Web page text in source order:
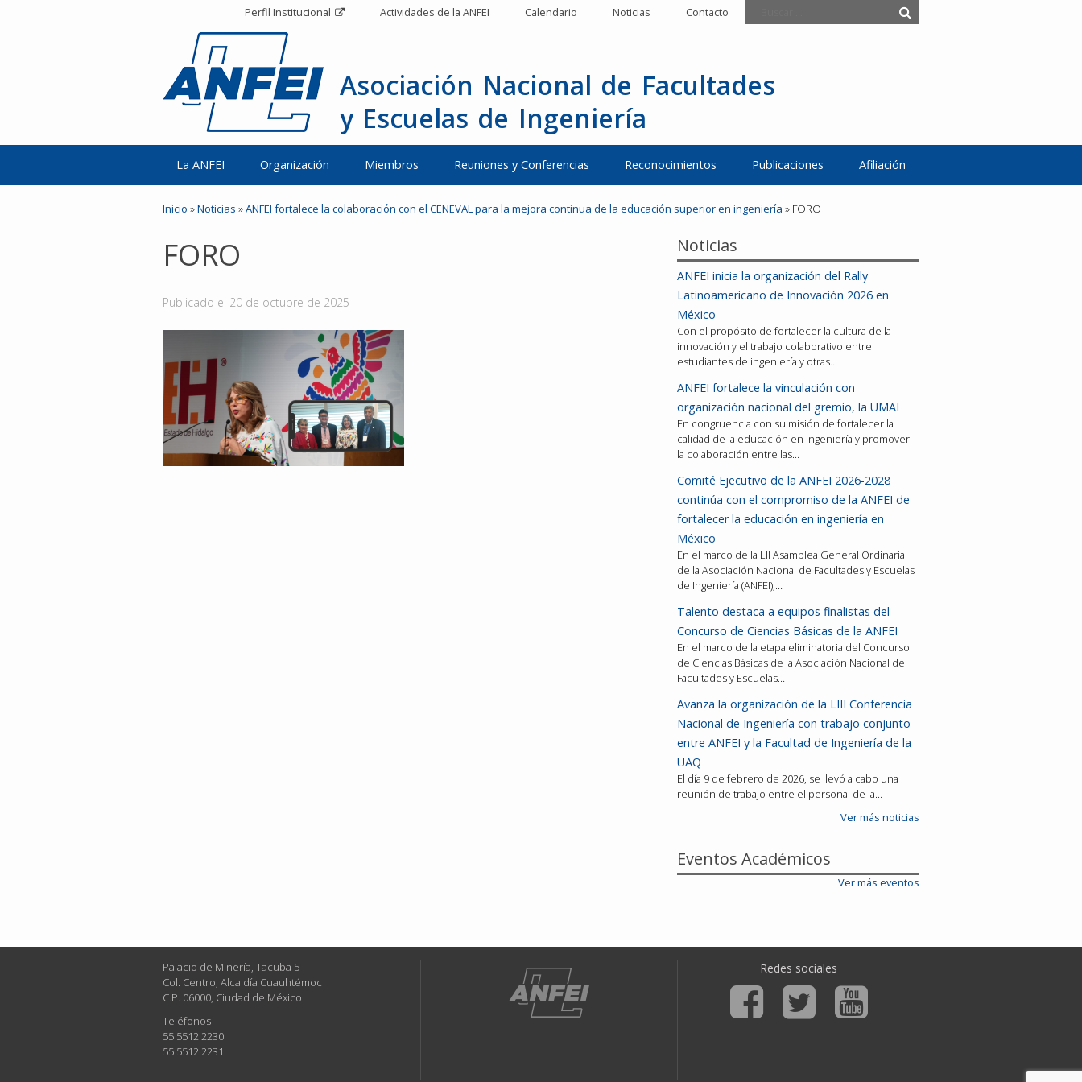
Perfil Institucional Actividades de la ANFEI Calendario Noticias Contacto
Asociación Nacional de Facultades
y Escuelas de Ingeniería
La ANFEI Organización Miembros Reuniones y Conferencias Reconocimientos Publicaciones Afiliación
Inicio »Noticias »ANFEI fortalece la colaboración con el CENEVAL para la mejora continua de la educación superior en ingeniería » FORO
FORO
Publicado el 20 de octubre de 2025
Noticias
ANFEI inicia la organización del Rally
Latinoamericano de Innovación 2026 en
México
Con el propósito de fortalecer la cultura de la
innovación y el trabajo colaborativo entre
estudiantes de ingeniería y otras…
ANFEI fortalece la vinculación con
organización nacional del gremio, la UMAI
En congruencia con su misión de fortalecer la
calidad de la educación en ingeniería y promover
la colaboración entre las…
Comité Ejecutivo de la ANFEI 2026-2028
continúa con el compromiso de la ANFEI de
fortalecer la educación en ingeniería en
México
En el marco de la LII Asamblea General Ordinaria
de la Asociación Nacional de Facultades y Escuelas
de Ingeniería (ANFEI),…
Talento destaca a equipos finalistas del
Concurso de Ciencias Básicas de la ANFEI
En el marco de la etapa eliminatoria del Concurso
de Ciencias Básicas de la Asociación Nacional de
Facultades y Escuelas…
Avanza la organización de la LIII Conferencia
Nacional de Ingeniería con trabajo conjunto
entre ANFEI y la Facultad de Ingeniería de la
UAQ
El día 9 de febrero de 2026, se llevó a cabo una
reunión de trabajo entre el personal de la…
Ver más noticias
Eventos Académicos
Ver más eventos
Palacio de Minería, Tacuba 5
Col. Centro, Alcaldía Cuauhtémoc
C.P. 06000, Ciudad de México
Teléfonos
55 5512 2230
55 5512 2231
Redes sociales